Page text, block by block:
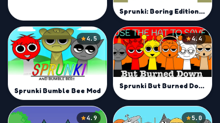
Sprunki: Boring Edition Mod
4.5
Sprunki Bumble Bee Mod
4.4
Sprunki But Burned Down Mod
4.9 5.0